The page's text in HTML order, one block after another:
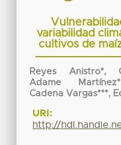
variabilidad
cultivos de
Reyes Anistro*,
Adame
Cadena Vargas***,
URI:
http://